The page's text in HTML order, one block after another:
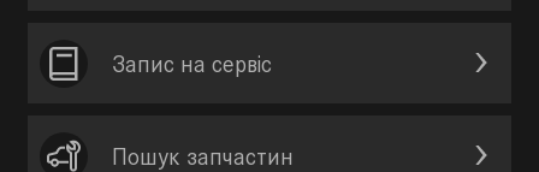
Запис на сервic
Пошук запчастин